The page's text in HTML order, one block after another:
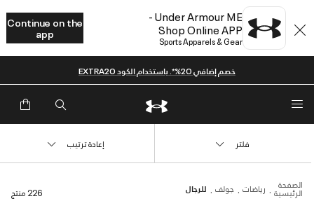
Under Armour ME -
Shop Online APP
Sports Apparels & Gear
Continue on the
app
خصم إضافي 20%*. باستخدام الكود EXTRA20
الصفحة
الرئيسية رياضات جولف للرجال 226 منتج
فلتر إعادة ترتيب